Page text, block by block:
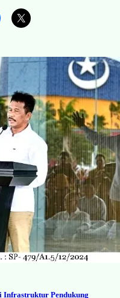
Infrastruktur Pendukung